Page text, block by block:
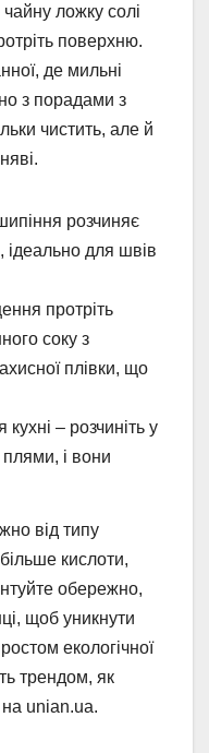
ложку солі
поверхню.
де мильні
з порадами з
чистить, але й
розчиняє
ідеально для швів
протріть
соку з
плівки, що
– розчиніть у
плями, і вони
від типу
кислоти,
обережно,
щоб уникнути
екологічної
трендом, як
на unian.ua.